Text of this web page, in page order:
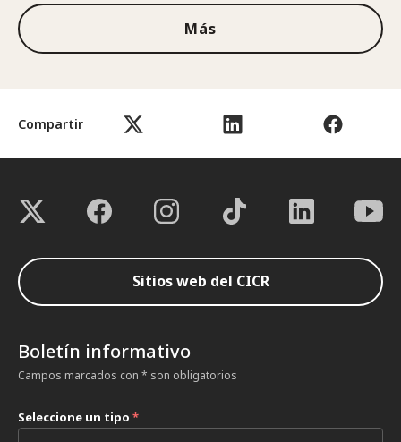
Compartir
Más
Sitios web del CICR
Boletín informativo
Campos marcados con * son obligatorios
Seleccione un tipo *